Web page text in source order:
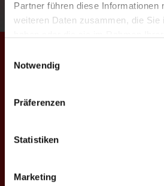
Partner führen diese Informationen
weiteren Daten zusammen, die Sie
Notwendig
Präferenzen
Statistiken
Marketing
KONTAKT